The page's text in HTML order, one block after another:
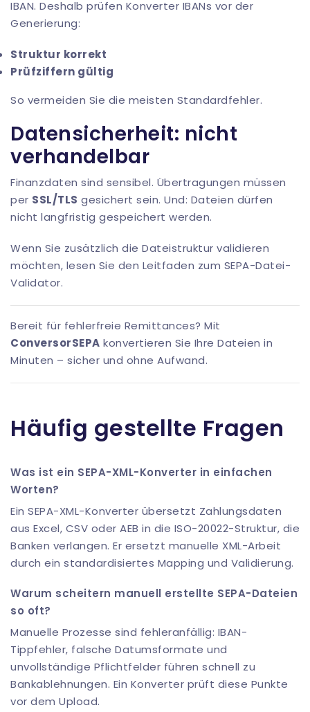
IBAN. Deshalb prüfen Konverter IBANs vor der
Generierung:
Struktur korrekt
Prüfziffern gültig
So vermeiden Sie die meisten Standardfehler.
Datensicherheit: nicht
verhandelbar
Finanzdaten sind sensibel. Übertragungen müssen
per SSL/TLS gesichert sein. Und: Dateien dürfen
nicht langfristig gespeichert werden.
Wenn Sie zusätzlich die Dateistruktur validieren
möchten, lesen Sie den Leitfaden zum SEPA-Datei-
Validator.
Bereit für fehlerfreie Remittances? Mit
ConversorSEPA konvertieren Sie Ihre Dateien in
Minuten – sicher und ohne Aufwand.
Häufig gestellte Fragen
Was ist ein SEPA-XML-Konverter in einfachen
Worten?
Ein SEPA-XML-Konverter übersetzt Zahlungsdaten
aus Excel, CSV oder AEB in die ISO-20022-Struktur, die
Banken verlangen. Er ersetzt manuelle XML-Arbeit
durch ein standardisiertes Mapping und Validierung.
Warum scheitern manuell erstellte SEPA-Dateien
so oft?
Manuelle Prozesse sind fehleranfällig: IBAN-
Tippfehler, falsche Datumsformate und
unvollständige Pflichtfelder führen schnell zu
Bankablehnungen. Ein Konverter prüft diese Punkte
vor dem Upload.